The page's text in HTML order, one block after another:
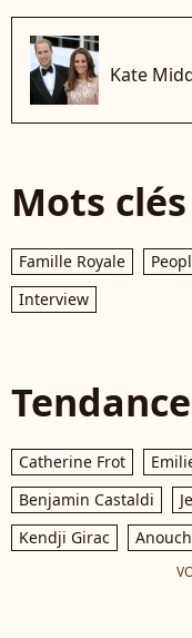
Kate
Mots clés
Famille Royale
Interview
Catherine Frot
Benjamin Castaldi
Kendji Girac